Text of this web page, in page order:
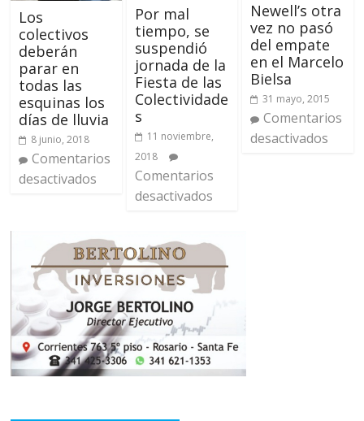
Los
colectivos
deberán
parar en
todas las
esquinas los
días de lluvia
8 junio, 2018
Comentarios
desactivados
Por mal
tiempo, se
suspendió
jornada de la
Fiesta de las
Colectividade
s
11 noviembre,
2018
Comentarios
desactivados
Newell’s otra
vez no pasó
del empate
en el Marcelo
Bielsa
31 mayo, 2015
Comentarios
desactivados